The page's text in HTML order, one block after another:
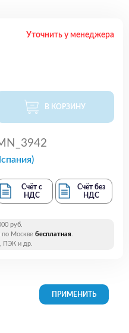
Уточнить у менеджера
В КОРЗИНУ
Счёт с
НДС
Счёт без
НДС
руб.
по Москве бесплатная.
ПЭК и др.